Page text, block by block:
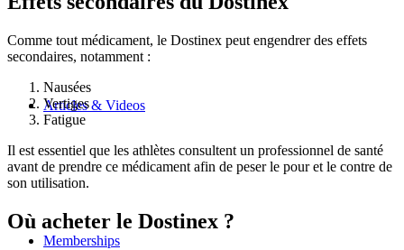
Articles & Videos
Memberships
Comme tout médicament, le Dostinex peut engendrer des effets
secondaires, notamment :
Nausées
Vertiges
Fatigue
Il est essentiel que les athlètes consultent un professionnel de santé
avant de prendre ce médicament afin de peser le pour et le contre de
son utilisation.
Où acheter le Dostinex ?